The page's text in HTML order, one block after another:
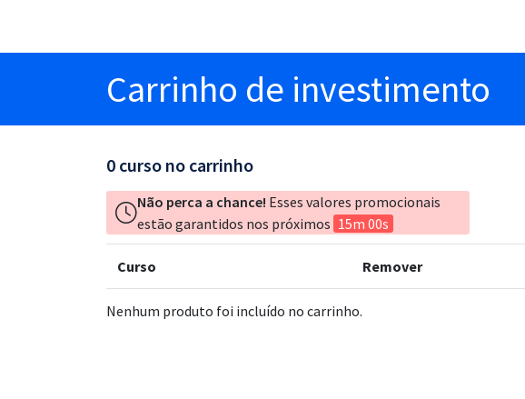
Carrinho de investimento
0 curso no carrinho
Não perca a chance! Esses valores promocionais
estão garantidos nos próximos 15m 00s
Curso Remover
Nenhum produto foi incluído no carrinho.